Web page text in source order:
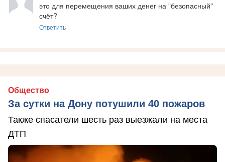
это для перемещения ваших денег на "безопасный"
счёт?
Ответить
Общество
За сутки на Дону потушили 40 пожаров
Также спасатели шесть раз выезжали на места
ДТП